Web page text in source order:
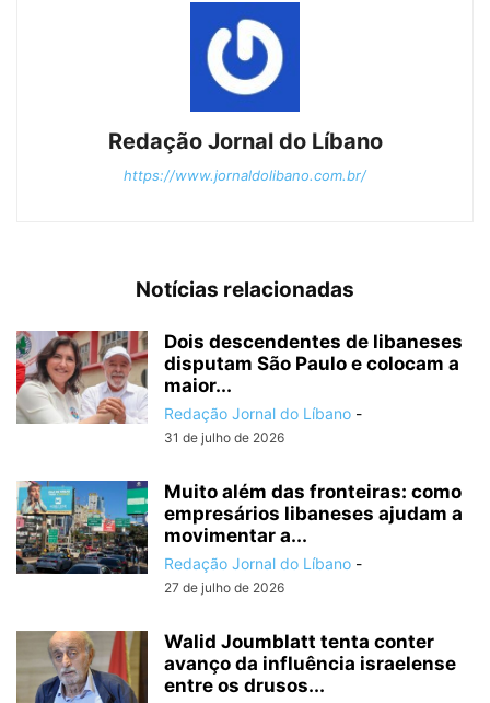
Redação Jornal do Líbano
https://www.jornaldolibano.com.br/
Notícias relacionadas
Dois descendentes de libaneses
disputam São Paulo e colocam a
maior...
Redação Jornal do Líbano -
31 de julho de 2026
Muito além das fronteiras: como
empresários libaneses ajudam a
movimentar a...
Redação Jornal do Líbano -
27 de julho de 2026
Walid Joumblatt tenta conter
avanço da influência israelense
entre os drusos...